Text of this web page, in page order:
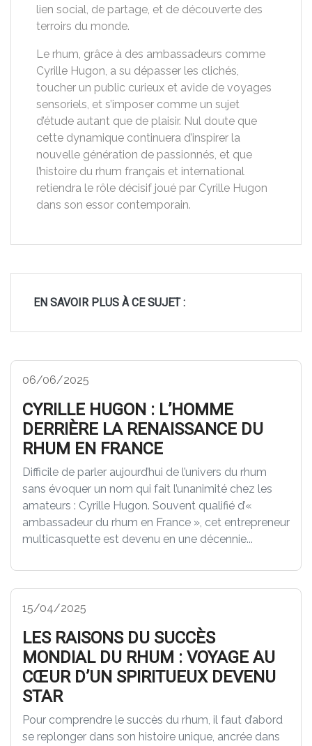
lien social, de partage, et de découverte des
terroirs du monde.
Le rhum, grâce à des ambassadeurs comme
Cyrille Hugon, a su dépasser les clichés,
toucher un public curieux et avide de voyages
sensoriels, et s’imposer comme un sujet
d’étude autant que de plaisir. Nul doute que
cette dynamique continuera d’inspirer la
nouvelle génération de passionnés, et que
l’histoire du rhum français et international
retiendra le rôle décisif joué par Cyrille Hugon
dans son essor contemporain.
EN SAVOIR PLUS À CE SUJET :
06/06/2025
CYRILLE HUGON : L’HOMME
DERRIÈRE LA RENAISSANCE DU
RHUM EN FRANCE
Difficile de parler aujourd’hui de l’univers du rhum
sans évoquer un nom qui fait l’unanimité chez les
amateurs : Cyrille Hugon. Souvent qualifié d’«
ambassadeur du rhum en France », cet entrepreneur
multicasquette est devenu en une décennie...
15/04/2025
LES RAISONS DU SUCCÈS
MONDIAL DU RHUM : VOYAGE AU
CŒUR D’UN SPIRITUEUX DEVENU
STAR
Pour comprendre le succès du rhum, il faut d’abord
se replonger dans son histoire unique, ancrée dans